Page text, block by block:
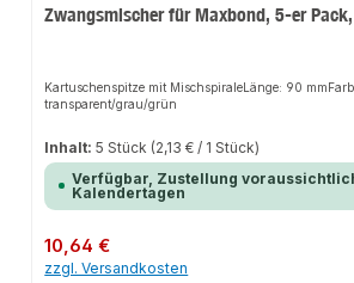
Zwangsmischer für Maxbond, 5-er
Kartuschenspitze mit MischspiraleLänge: 90
transparent/grau/grün
Inhalt:5 Stück (2,13 € / 1 Stück)
Verfügbar, Zustellung
Kalendertagen
Regulärer Preis:
10,64 €
zzgl. Versandkosten